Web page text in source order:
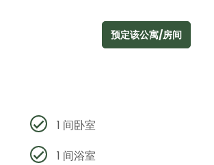
预定该公寓/房间
1 间卧室
1 间浴室